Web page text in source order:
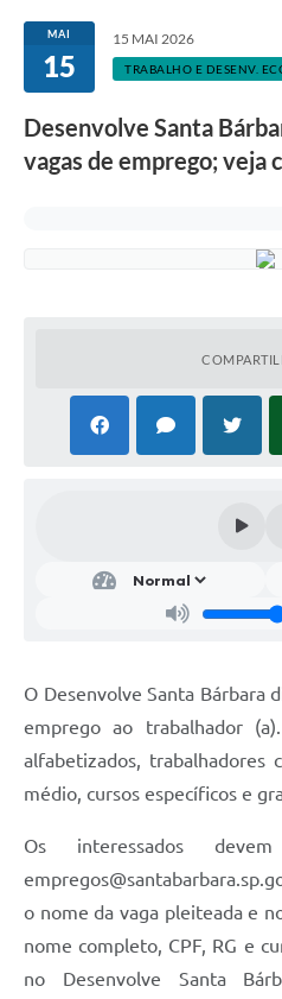
Transparência
Legislação
Certidão Negativa de Empresa
Parcerias com Organização da
Conselhos Municipais
Principal
Galeria de Fotos
Notícias
Legislação
Links
MAI
15
15 MAI 2026
TRABALHO E DESENV.
Desenvolve Santa
vagas de emprego; veja
O Desenvolve Santa Bárbara
emprego ao trabalhador
alfabetizados, trabalhadores
médio, cursos específicos e
Os interessados
o nome da vaga pleiteada e
nome completo, CPF, RG e
no Desenvolve Santa